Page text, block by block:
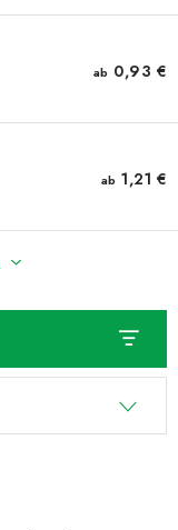
ab 0,93 €
ab 1,21 €